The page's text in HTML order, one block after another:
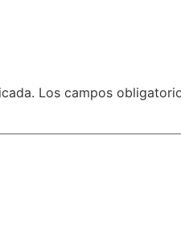
Los campos